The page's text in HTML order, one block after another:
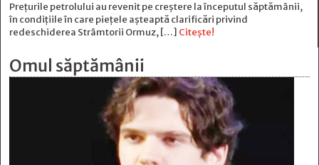
Prețurile petrolului au revenit pe creștere la începutul săptămânii,
în condițiile în care piețele așteaptă clarificări privind
redeschiderea Strâmtorii Ormuz, […] Citește!
Omul săptămânii